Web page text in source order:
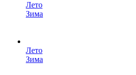
Лето
Зима
Лето
Зима